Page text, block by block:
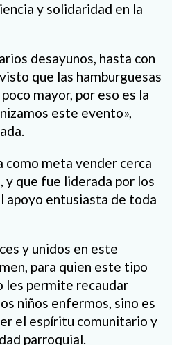
y solidaridad en la
desayunos, hasta con
que las hamburguesas
mayor, por eso es la
este evento»,
como meta vender cerca
y que fue liderada por los
apoyo entusiasta de toda
y unidos en este
para quien este tipo
les permite recaudar
niños enfermos, sino es
el espíritu comunitario y
parroquial.